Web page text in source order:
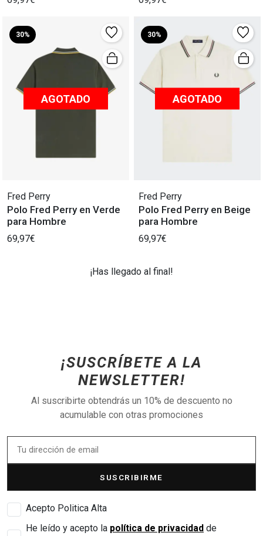
30%
AGOTADO
Fred Perry
Polo Fred Perry en Verde
para Hombre
69,97€
30%
AGOTADO
Fred Perry
Polo Fred Perry en Beige
para Hombre
69,97€
¡Has llegado al final!
¡SUSCRÍBETE A LA
NEWSLETTER!
Al suscribirte obtendrás un 10% de descuento no
acumulable con otras promociones
SUSCRIBIRME
Acepto Politica Alta
He leído y acepto la política de privacidad de